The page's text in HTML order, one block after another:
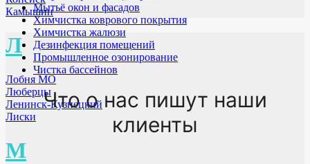
Камышин
Л
Лобня МО
Люберцы
Ленинск-Кузнецкий
Лиски
М
Мытьё окон и фасадов
Химчистка коврового покрытия
Химчистка жалюзи
Дезинфекция помещений
Промышленное озонирование
Чистка бассейнов
Что о нас пишут наши
клиенты